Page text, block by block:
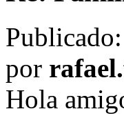
Publicado:
por
Hola